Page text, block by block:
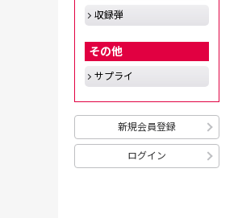
収録弾
その他
サプライ
新規会員登録
ログイン